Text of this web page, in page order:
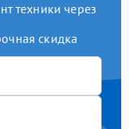
техники через
скидка